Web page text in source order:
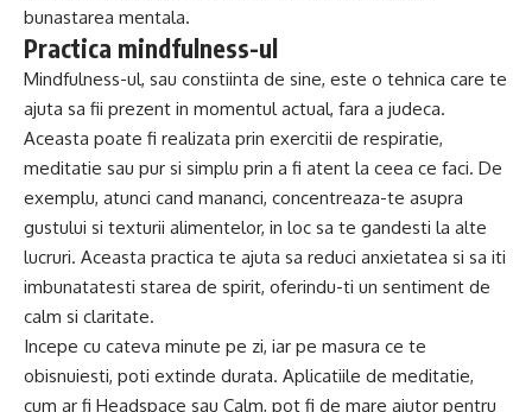
bunastarea mentala.
Practica mindfulness-ul
Mindfulness-ul, sau constiinta de sine, este o tehnica care te
ajuta sa fii prezent in momentul actual, fara a judeca.
Aceasta poate fi realizata prin exercitii de respiratie,
meditatie sau pur si simplu prin a fi atent la ceea ce faci. De
exemplu, atunci cand mananci, concentreaza-te asupra
gustului si texturii alimentelor, in loc sa te gandesti la alte
lucruri. Aceasta practica te ajuta sa reduci anxietatea si sa iti
imbunatatesti starea de spirit, oferindu-ti un sentiment de
calm si claritate.
Incepe cu cateva minute pe zi, iar pe masura ce te
obisnuiesti, poti extinde durata. Aplicatiile de meditatie,
cum ar fi Headspace sau Calm, pot fi de mare ajutor pentru